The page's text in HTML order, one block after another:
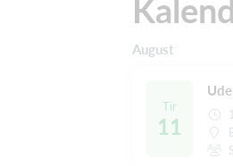
August
Tir
11